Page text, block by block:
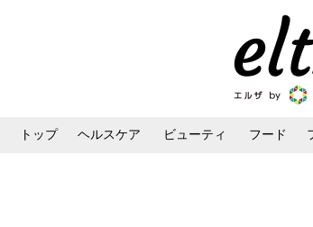
トップ ヘルスケア ビューティ フード